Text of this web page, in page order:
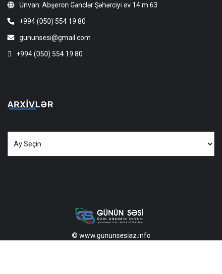
Ünvan: Abşeron Gənclər Şəhərciyi ev 14 m 63
+994 (050) 554 19 80
gununsesi@gmail.com
+994 (050) 554 19 80
ARXIVLƏR
Arxivlər
© www.gununsesiaz.info